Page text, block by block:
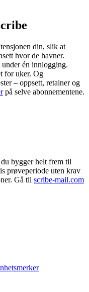
din, slik at
hvor de havner.
én innlogging.
for uker. Og
– oppsett, retainer og
på selve abonnementene.
bygger helt frem til
prøveperiode uten krav
Gå til scribe-mail.com